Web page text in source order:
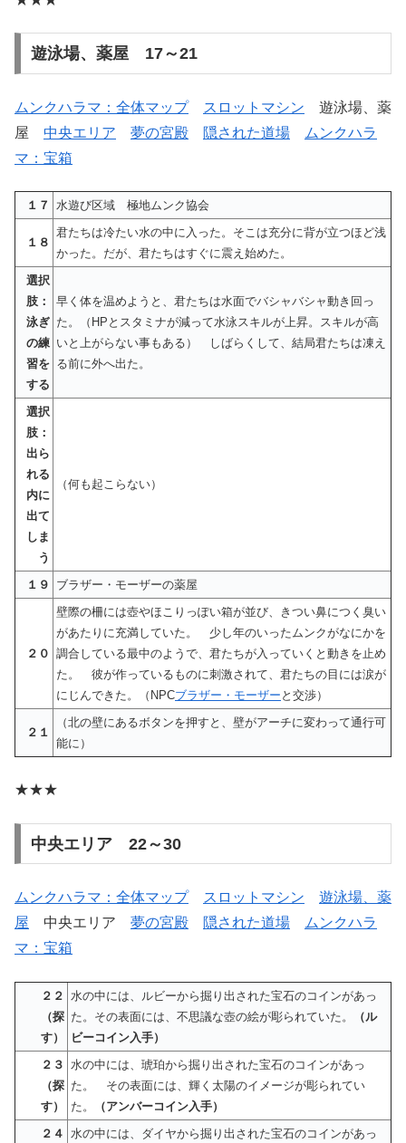
遊泳場、薬屋 17～21
ムンクハラマ：全体マップ スロットマシン 遊泳場、薬
屋 中央エリア 夢の宮殿 隠された道場
ムンクハラ
マ：宝箱
１７ 水遊び区域 極地ムンク協会
１８
君たちは冷たい水の中に入った。そこは充分に背が立つほど浅
かった。だが、君たちはすぐに震え始めた。
選択
肢：
泳ぎ
の練
習を
する
早く体を温めようと、君たちは水面でバシャバシャ動き回っ
た。（HPとスタミナが減って水泳スキルが上昇。スキルが高
いと上がらない事もある） しばらくして、結局君たちは凍え
る前に外へ出た。
選択
肢：
出ら
れる
内に
出て
しま
う
（何も起こらない）
１９ ブラザー・モーザーの薬屋
２０
壁際の柵には壺やほこりっぽい箱が並び、きつい鼻につく臭い
があたりに充満していた。 少し年のいったムンクがなにかを
調合している最中のようで、君たちが入っていくと動きを止め
た。 彼が作っているものに刺激されて、君たちの目には涙が
にじんできた。（NPCブラザー・モーザー と交渉）
２１
（北の壁にあるボタンを押すと、壁がアーチに変わって通行可
能に）
★★★
中央エリア 22～30
ムンクハラマ：全体マップ スロットマシン
遊泳場、薬
屋 中央エリア 夢の宮殿 隠された道場
ムンクハラ
マ：宝箱
２２
（探
す）
水の中には、ルビーから掘り出された宝石のコインがあっ
た。その表面には、不思議な壺の絵が彫られていた。
（ル
ビーコイン入手）
２３
（探
す）
水の中には、琥珀から掘り出された宝石のコインがあっ
た。 その表面には、輝く太陽のイメージが彫られてい
た。
（アンバーコイン入手）
２４
水の中には、ダイヤから掘り出された宝石のコインがあっ